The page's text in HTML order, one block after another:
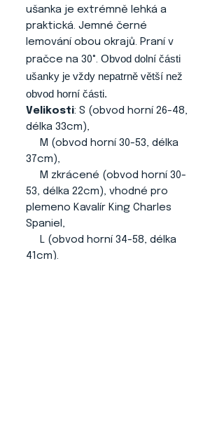
ušanka je extrémně lehká a
praktická. Jemné černé
lemování obou okrajů. Praní v
pračce na 30°. Obvod dolní části
ušanky je vždy nepatrně větší než
obvod horní části.
Velikosti: S (obvod horní 26-48,
délka 33cm),
M (obvod horní 30-53, délka
37cm),
M zkrácené (obvod horní 30-
53, délka 22cm), vhodné pro
plemeno Kavalír King Charles
Spaniel,
L (obvod horní 34-58, délka
41cm).